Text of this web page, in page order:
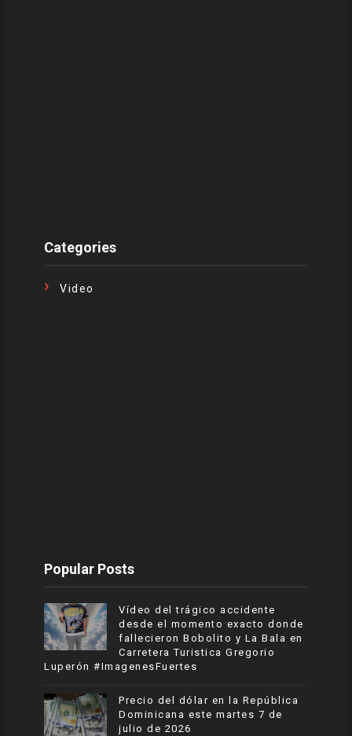
Categories
Video
Popular Posts
Vídeo del trágico accidente
desde el momento exacto donde
fallecieron Bobolito y La Bala en
Carretera Turistica Gregorio
Luperón #ImagenesFuertes
Precio del dólar en la República
Dominicana este martes 7 de
julio de 2026